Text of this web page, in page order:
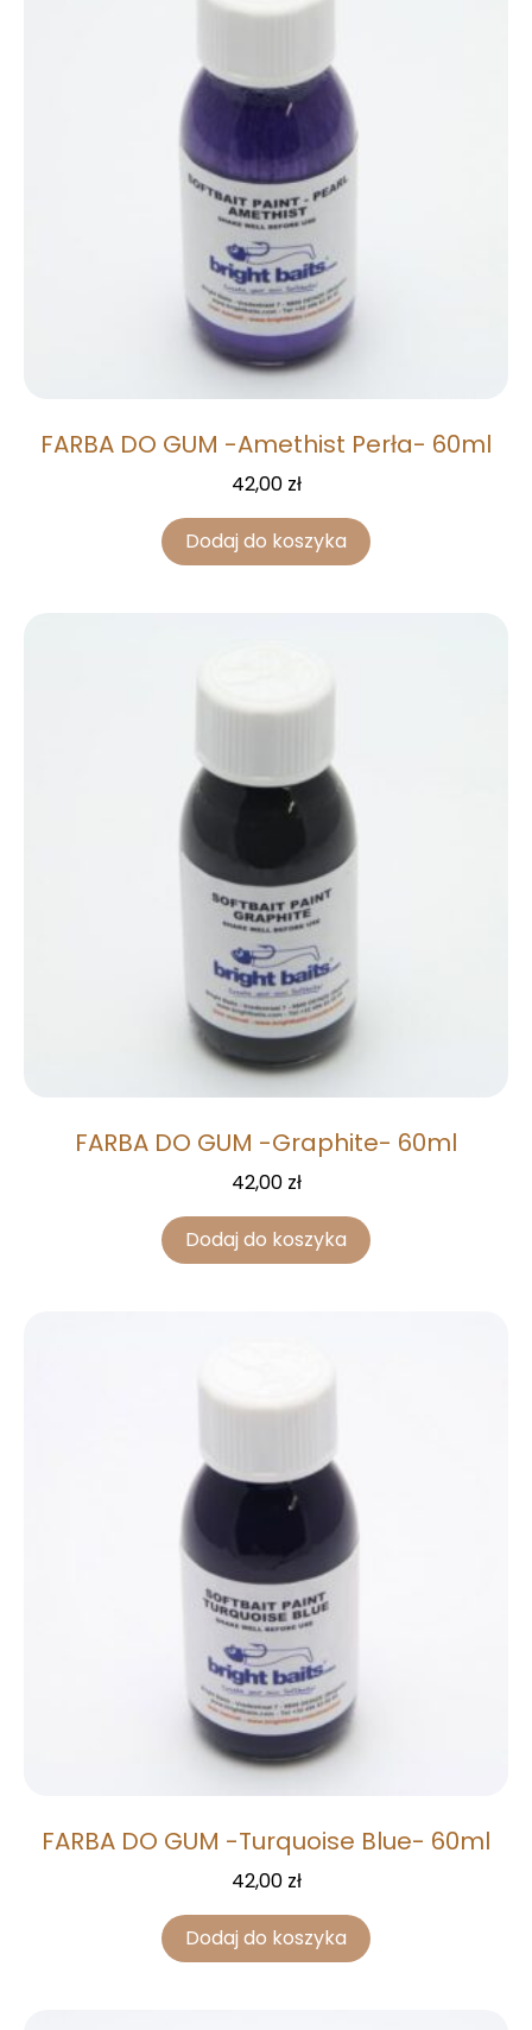
FARBA DO GUM -Amethist Perła- 60ml
42,00 zł
Dodaj do koszyka
FARBA DO GUM -Graphite- 60ml
42,00 zł
Dodaj do koszyka
FARBA DO GUM -Turquoise Blue- 60ml
42,00 zł
Dodaj do koszyka